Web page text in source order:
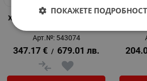
Хидрофор Metabo HWAI 4500
Арт.№: 543074
347.17 € / 679.01 лв.
ПОКАЖЕТЕ